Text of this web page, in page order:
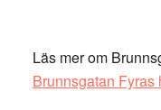
Läs mer om
Brunnsgatan Fyras